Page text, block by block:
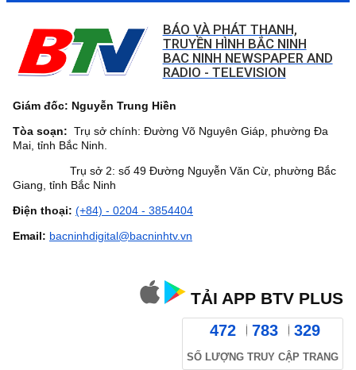
BÁO VÀ PHÁT THANH,
TRUYỀN HÌNH BẮC NINH
BAC NINH NEWSPAPER AND
RADIO - TELEVISION
Giám đốc: Nguyễn Trung Hiền
Tòa soạn: Trụ sở chính: Đường Võ Nguyên Giáp, phường Đa
Mai, tỉnh Bắc Ninh.
Trụ sở 2: số 49 Đường Nguyễn Văn Cừ, phường Bắc
Giang, tỉnh Bắc Ninh
Điện thoại: (+84) - 0204 - 3854404
Email: bacninhdigital@bacninhtv.vn
TẢI APP BTV PLUS
472 783 329
SỐ LƯỢNG TRUY CẬP TRANG